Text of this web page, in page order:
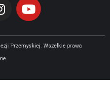
Przemyskiej. Wszelkie prawa